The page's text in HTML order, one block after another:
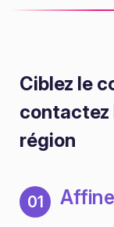
Ciblez le
contactez
région
01